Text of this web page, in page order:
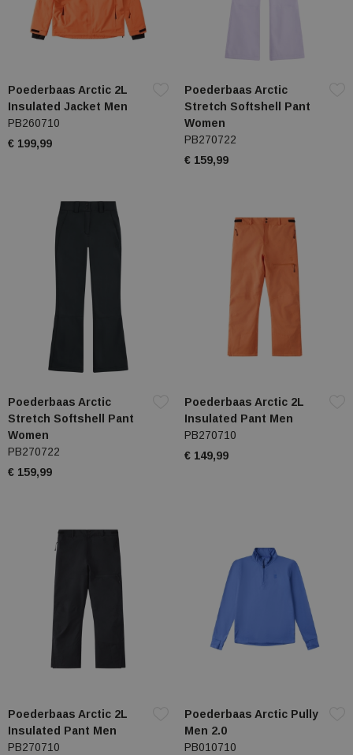
Poederbaas Arctic 2L
Insulated Jacket Men
PB260710
€ 199,99
Poederbaas Arctic
Stretch Softshell Pant
Women
PB270722
€ 159,99
Poederbaas Arctic
Stretch Softshell Pant
Women
PB270722
€ 159,99
Poederbaas Arctic 2L
Insulated Pant Men
PB270710
€ 149,99
Poederbaas Arctic 2L
Insulated Pant Men
PB270710
Poederbaas Arctic Pully
Men 2.0
PB010710